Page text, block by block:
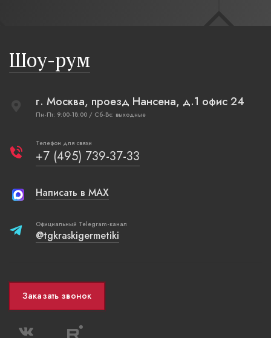
Шоу-рум
г. Москва, проезд Нансена, д.1 офис 24
Пн-Пт: 9:00-18:00 / Сб-Вс: выходные
Телефон для связи
+7 (495) 739-37-33
Написать в MAX
Официальный Telegram-канал
@tgkraskigermetiki
Заказать звонок